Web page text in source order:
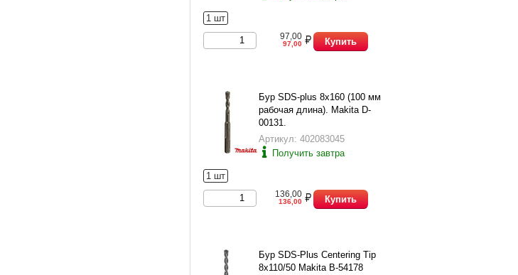
1 шт
97,00
97,00 Купить
Бур SDS-plus 8х160 (100 мм
рабочая длина). Makita D-
00131.
Артикул: 402083045
Получить завтра
1 шт
136,00
136,00 Купить
Бур SDS-Plus Centering Tip
8х110/50 Makita B-54178